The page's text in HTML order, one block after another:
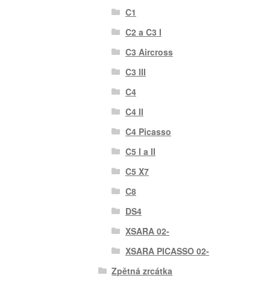
C1
C2 a C3 I
C3 Aircross
C3 III
C4
C4 II
C4 Picasso
C5 I a II
C5 X7
C8
DS4
XSARA 02-
XSARA PICASSO 02-
Zpětná zrcátka